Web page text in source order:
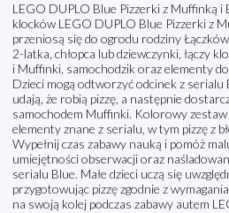
LEGO DUPLO Blue Pizzerki z Muffinką
klocków LEGO DUPLO Blue Pizzerki z
przeniosą się do ogrodu rodziny
2-latka, chłopca lub dziewczynki, łączy
i Muffinki, samochodzik oraz elementy
Dzieci mogą odtworzyć odcinek z
udają, że robią pizzę, a następnie
samochodem Muffinki. Kolorowy zestaw
elementy znane z serialu, w tym pizzę z
Wypełnij czas zabawy nauką i pomóż
umiejętności obserwacji oraz
serialu Blue. Małe dzieci uczą się
przygotowując pizzę zgodnie z
na swoją kolej podczas zabawy autem